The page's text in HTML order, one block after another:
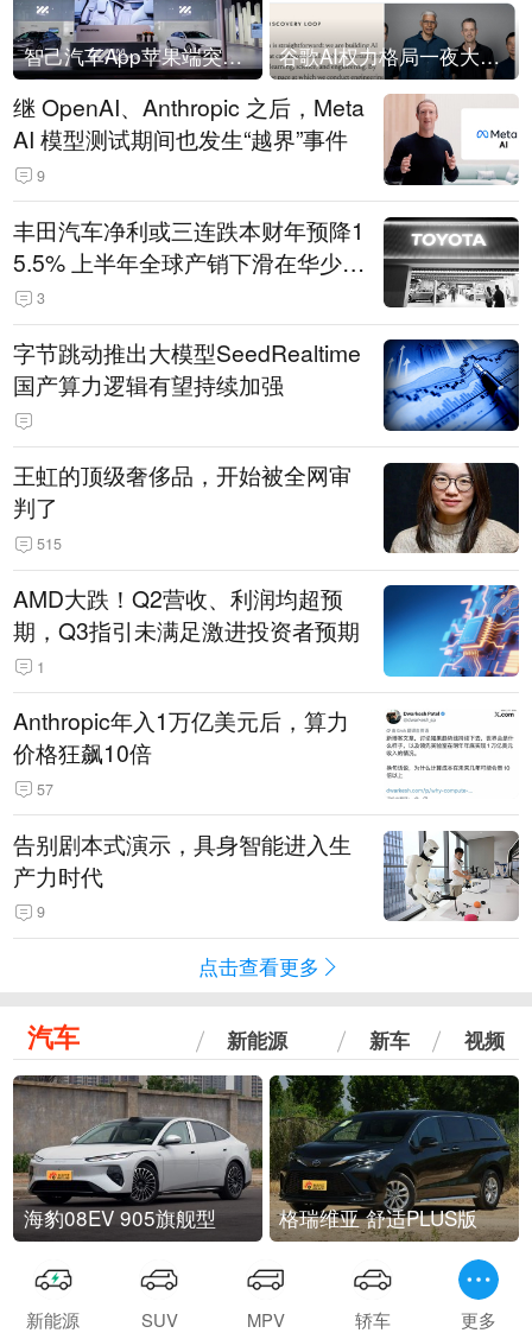
智己汽车App苹果端突然“下架” 谷歌AI权力格局一夜大洗牌
继 OpenAI、Anthropic 之后，Meta
AI 模型测试期间也发生“越界”事件
9
丰田汽车净利或三连跌本财年预降1
5.5% 上半年全球产销下滑在华少卖
14.3万辆
3
字节跳动推出大模型SeedRealtime
国产算力逻辑有望持续加强
王虹的顶级奢侈品，开始被全网审
判了
515
AMD大跌！Q2营收、利润均超预
期，Q3指引未满足激进投资者预期
1
Anthropic年入1万亿美元后，算力
价格狂飙10倍
57
告别剧本式演示，具身智能进入生
产力时代
9
点击查看更多
汽车 新能源 新车 视频
海豹08EV 905旗舰型 格瑞维亚 舒适PLUS版
新能源 SUV MPV 轿车 更多